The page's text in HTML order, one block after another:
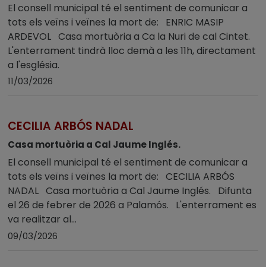
El consell municipal té el sentiment de comunicar a
tots els veïns i veïnes la mort de: ENRIC MASIP
ARDEVOL Casa mortuòria a Ca la Nuri de cal Cintet.
L'enterrament tindrà lloc demà a les 11h, directament
a l'església.
11/03/2026
CECILIA ARBÓS NADAL
Casa mortuòria a Cal Jaume Inglés.
El consell municipal té el sentiment de comunicar a
tots els veïns i veïnes la mort de: CECILIA ARBÓS
NADAL Casa mortuòria a Cal Jaume Inglés. Difunta
el 26 de febrer de 2026 a Palamós. L'enterrament es
va realitzar al...
09/03/2026